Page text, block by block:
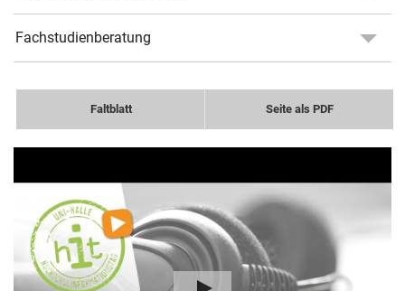
Fachstudienberatung
Faltblatt Seite als PDF